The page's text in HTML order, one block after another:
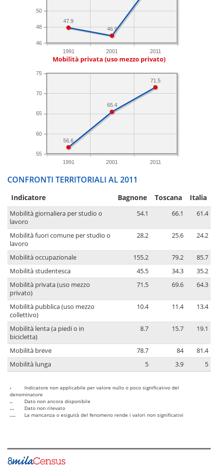
1991 2001 2011
46
48
50
46.9
47.9
Mobilità privata (uso mezzo privato)
1991 2001 2011
55
60
65
70
75
71.5
65.4
56.6
CONFRONTI TERRITORIALI AL 2011
Indicatore Bagnone Toscana Italia
Mobilità giornaliera per studio o
lavoro
54.1 66.1 61.4
Mobilità fuori comune per studio o
lavoro
28.2 25.6 24.2
Mobilità occupazionale 155.2 79.2
85.7
Mobilità studentesca
45.5 34.3
35.2
Mobilità privata (uso mezzo
privato)
71.5 69.6 64.3
Mobilità pubblica (uso mezzo
collettivo)
10.4 11.4 13.4
Mobilità lenta (a piedi o in
bicicletta)
8.7 15.7 19.1
Mobilità breve 78.7 84
81.4
Mobilità lunga
5 3.9 5
-
Indicatore non applicabile per valore nullo o poco significativo del
denominatore
..
Dato non ancora disponibile
...
Dato non rilevato
....
La mancanza o esiguità del fenomeno rende i valori non significativi